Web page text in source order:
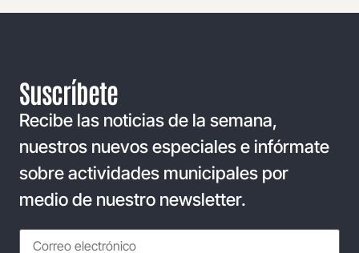
Suscríbete
Recibe las noticias de la semana,
nuestros nuevos especiales e infórmate
sobre actividades municipales por
medio de nuestro newsletter.